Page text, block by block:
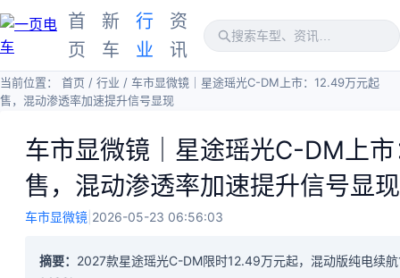
首
页
新
车
行
业
资
讯
当前位置： 首页 / 行业 / 车市显微镜｜星途瑶光C-DM上市：12.49万元起
售，混动渗透率加速提升信号显现
车市显微镜｜星途瑶光C-DM上
售，混动渗透率加速提升信号显现
车市显微镜 2026-05-23 06:56:03
摘要： 2027款星途瑶光C-DM限时12.49万元起，混动版纯电续